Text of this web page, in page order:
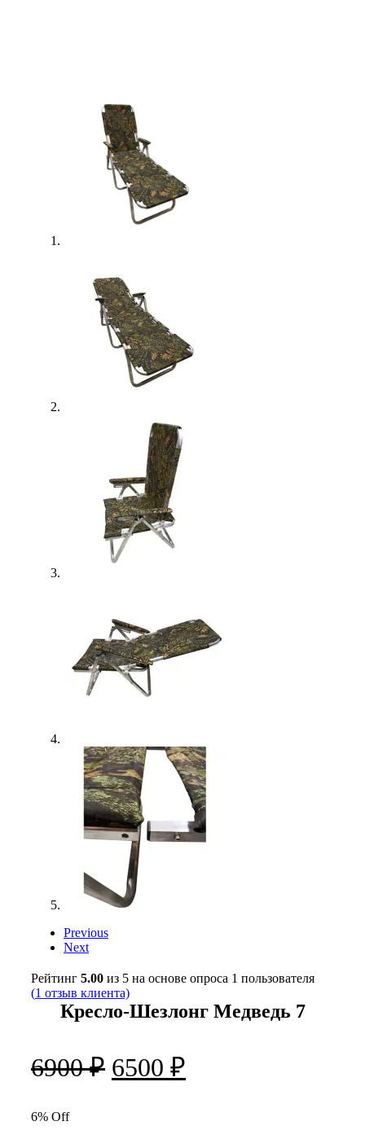
Previous
Next
Рейтинг 5.00из 5 на основе опроса 1 пользователя
(1 отзыв клиента)
Кресло-Шезлонг Медведь 7
6900₽ Первоначальная
6500 ₽Текущая
6% Off